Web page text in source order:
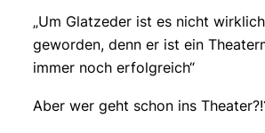
„Um Glatzeder ist es nicht
geworden, denn er ist ein
immer noch erfolgreich“
Aber wer geht schon ins